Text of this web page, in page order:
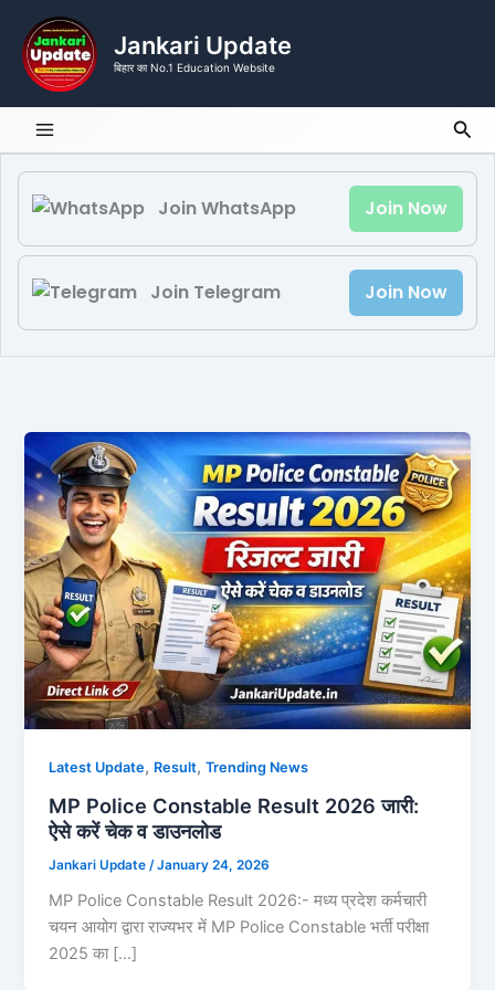
content
Jankari Update
बिहार का No.1 Education Website
Join WhatsApp Join Now
Join Telegram Join Now
Latest Update, Result,Trending News
MP Police Constable Result 2026 जारी:
ऐसे करें चेक व डाउनलोड
Jankari Update /January 24, 2026
MP Police Constable Result 2026:- मध्य प्रदेश कर्मचारी
चयन आयोग द्वारा राज्यभर में MP Police Constable भर्ती परीक्षा
2025 का […]